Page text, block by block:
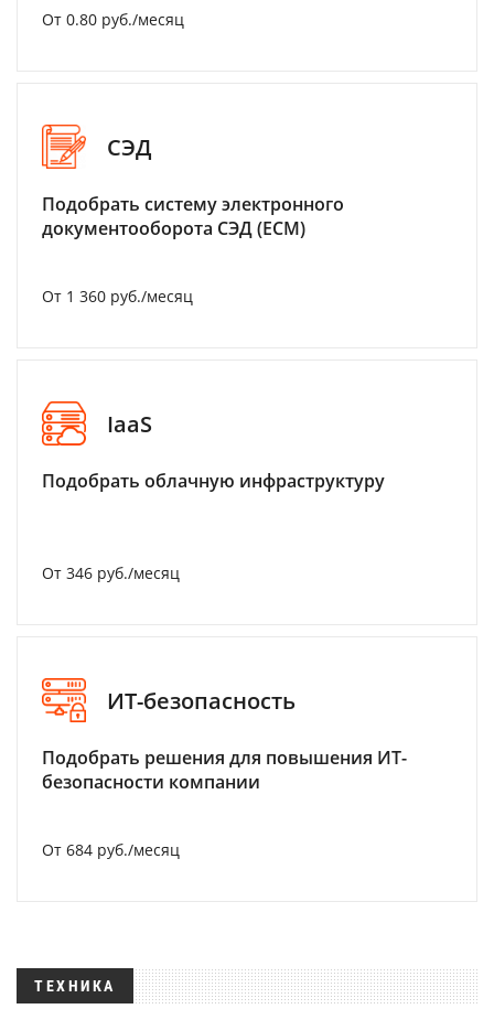
От 0.80 руб./месяц
СЭД
Подобрать систему электронного
документооборота СЭД (ECM)
От 1 360 руб./месяц
IaaS
Подобрать облачную инфраструктуру
От 346 руб./месяц
ИТ-безопасность
Подобрать решения для повышения ИТ-
безопасности компании
От 684 руб./месяц
ТЕХНИКА